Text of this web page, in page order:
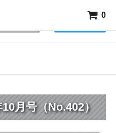
0
月号（No.402）